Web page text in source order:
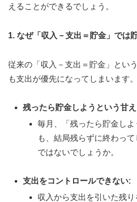
えることができるでしょう。
1. なぜ「収入－支出＝貯金」では
従来の「収入－支出＝貯金」とい
も支出が優先になってしまいます。
残ったら貯金しようという甘
毎月、「残ったら貯金し
も、結局残らずに終わっ
ではないでしょうか。
支出をコントロールできない:
収入から支出を引いた残り